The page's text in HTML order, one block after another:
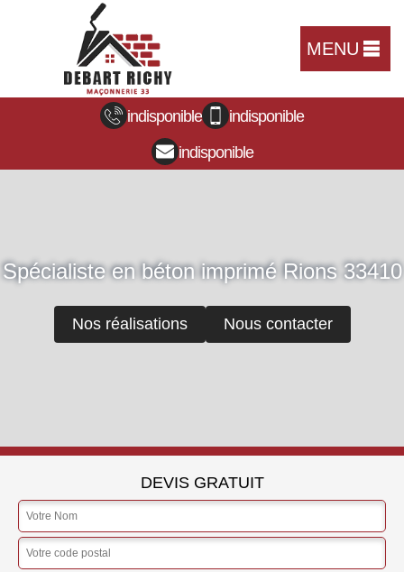
MENU
indisponible
indisponible
indisponible
Spécialiste en béton imprimé Rions 33410
Nos réalisations Nous contacter
DEVIS GRATUIT